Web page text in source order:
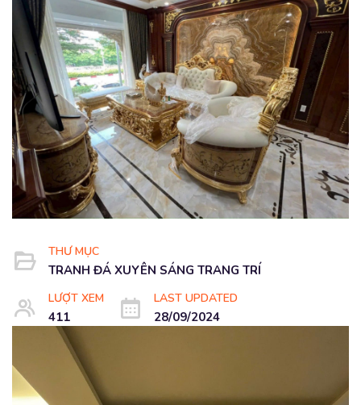
THƯ MỤC
TRANH ĐÁ XUYÊN SÁNG TRANG TRÍ
LƯỢT XEM
411
LAST UPDATED
28/09/2024